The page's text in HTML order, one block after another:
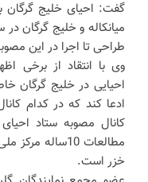
گفت: احیای خلیج گرگان
طراحی تا اجرا در این
وی با انتقاد از برخی
احیایی در خلیج گرگان
ادعا کند که در کدام
کانال مصوبه ستاد
مطالعات
خزر است.